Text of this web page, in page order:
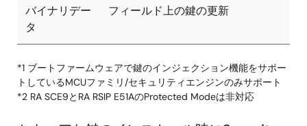
バイナリデー
タ
フィールド上の鍵の更新
*1 ブートファームウェアで鍵のインジェクション機能をサポー
トしているMCUファミリ/セキュリティエンジンのみサポート
*2 RA SCE9とRA RSIP E51AのProtected Modeは非対応